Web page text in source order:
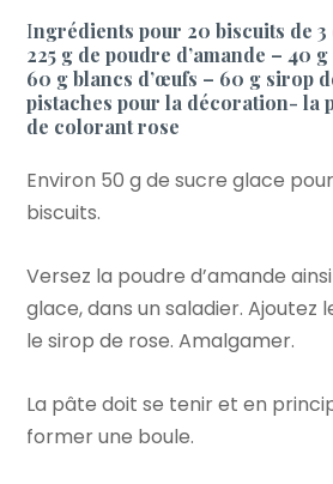
Ingrédients pour 20 biscuits de
225 g de poudre d’amande – 40
60 g blancs d’œufs – 60 g sirop
pistaches pour la décoration- la
de colorant rose
Environ 50 g de sucre glace
biscuits.
Versez la poudre d’amande
glace, dans un saladier. Ajoutez
le sirop de rose. Amalgamer.
La pâte doit se tenir et en
former une boule.